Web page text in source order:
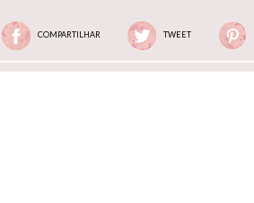
COMPARTILHAR TWEET